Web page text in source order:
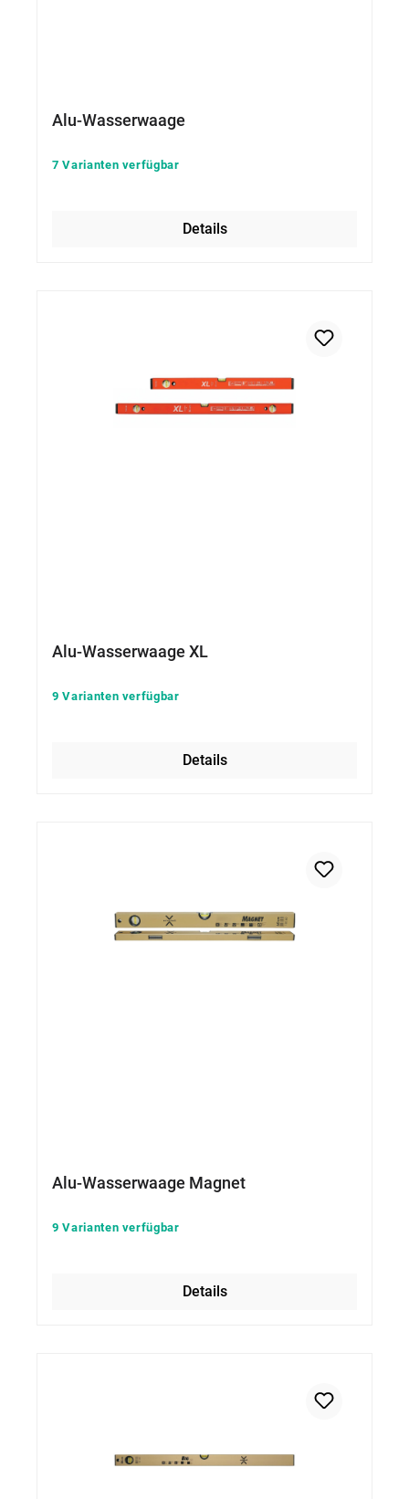
Alu-Wasserwaage
7 Varianten verfügbar
Details
Alu-Wasserwaage XL
9 Varianten verfügbar
Details
Alu-Wasserwaage Magnet
9 Varianten verfügbar
Details